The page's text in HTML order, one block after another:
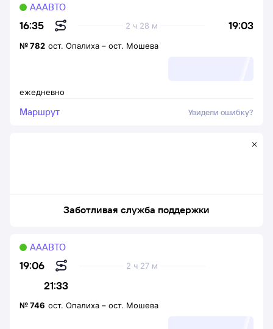
16:35 19:03
2 ч 28 м
АААВТО
ежедневно
№782 ост. Опалиха – ост. Мошева
Маршрут Увидели ошибку?
Заботливая служба поддержки
19:06
21:33
2 ч 27 м
АААВТО
№746 ост. Опалиха – ост. Мошева